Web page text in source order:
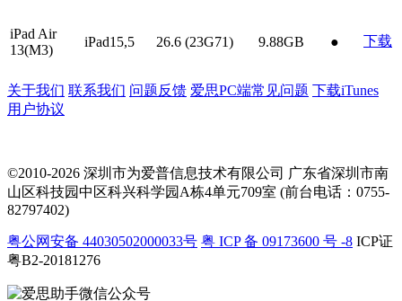
iPad Air
13(M3)
iPad15,5 26.6 (23G71) 9.88GB ● 下载
关于我们 联系我们 问题反馈 爱思PC端常见问题 下载iTunes
用户协议
©2010-2026 深圳市为爱普信息技术有限公司 广东省深圳市南
山区科技园中区科兴科学园A栋4单元709室 (前台电话：0755-
82797402)
粤公网安备 44030502000033号 粤 ICP 备 09173600 号 -8 ICP证
粤B2-20181276